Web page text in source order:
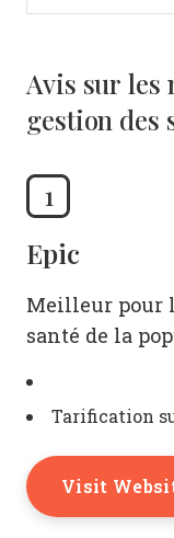
Avis sur les
gestion des
1
Epic
Meilleur pour
santé de la
Tarification
Visit